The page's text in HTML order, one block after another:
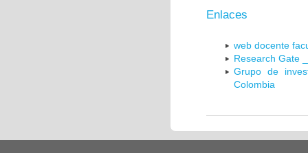
Enlaces
web docente
Research Gate
Grupo de
Colombia